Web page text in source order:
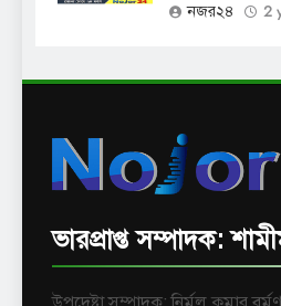
নজর২৪ 2
ভারপ্রাপ্ত সম্পাদক: